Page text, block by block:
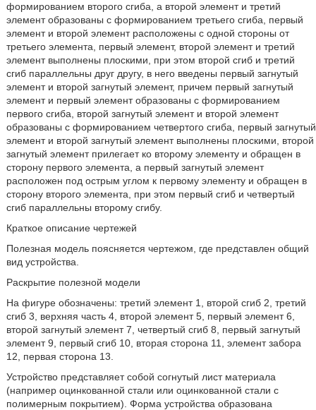
формированием второго сгиба, а второй элемент и третий
элемент образованы с формированием третьего сгиба, первый
элемент и второй элемент расположены с одной стороны от
третьего элемента, первый элемент, второй элемент и третий
элемент выполнены плоскими, при этом второй сгиб и третий
сгиб параллельны друг другу, в него введены первый загнутый
элемент и второй загнутый элемент, причем первый загнутый
элемент и первый элемент образованы с формированием
первого сгиба, второй загнутый элемент и второй элемент
образованы с формированием четвертого сгиба, первый загнутый
элемент и второй загнутый элемент выполнены плоскими, второй
загнутый элемент прилегает ко второму элементу и обращен в
сторону первого элемента, а первый загнутый элемент
расположен под острым углом к первому элементу и обращен в
сторону второго элемента, при этом первый сгиб и четвертый
сгиб параллельны второму сгибу.
Краткое описание чертежей
Полезная модель поясняется чертежом, где представлен общий
вид устройства.
Раскрытие полезной модели
На фигуре обозначены: третий элемент 1, второй сгиб 2, третий
сгиб 3, верхняя часть 4, второй элемент 5, первый элемент 6,
второй загнутый элемент 7, четвертый сгиб 8, первый загнутый
элемент 9, первый сгиб 10, вторая сторона 11, элемент забора
12, первая сторона 13.
Устройство представляет собой согнутый лист материала
(например оцинкованной стали или оцинкованной стали с
полимерным покрытием). Форма устройства образована